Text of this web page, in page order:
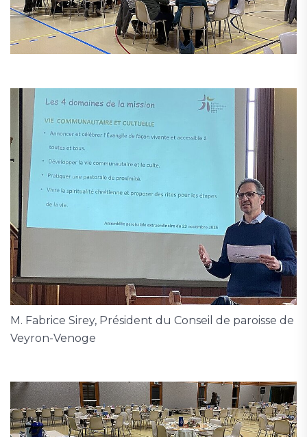
M. Fabrice Sirey, Président du Conseil de paroisse de
Veyron-Venoge